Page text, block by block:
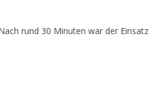
rund 30 Minuten war der Einsatz